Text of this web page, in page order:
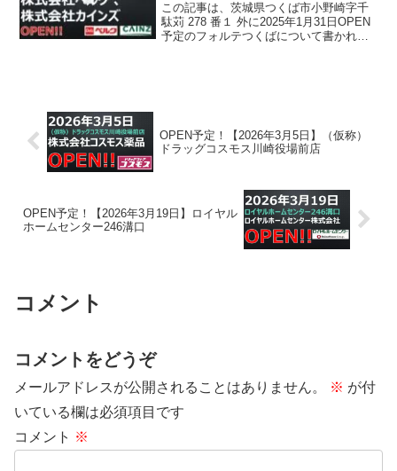
この記事は、茨城県つくば市小野崎字千
駄苅 278 番１ 外に2025年1月31日OPEN
予定のフォルテつくばについて書かれて
OPEN予定！【2026年3月5日】（仮称）
ドラッグコスモス川崎役場前店
OPEN予定！【2026年3月19日】ロイヤル
ホームセンター246溝口
コメント
コメントをどうぞ
メールアドレスが公開されることはありません。 ※ が付
いている欄は必須項目です
コメント ※